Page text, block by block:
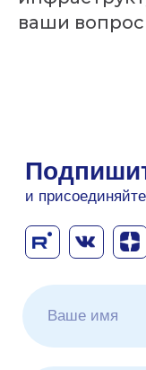
ваши